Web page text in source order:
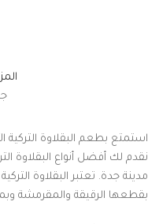
استمتع بطعم البقلاوة
نقدم لك أفضل أنواع البقلاوة
مدينة جدة. تعتبر البقلاوة
بقطعها الرقيقة والمقرمشة